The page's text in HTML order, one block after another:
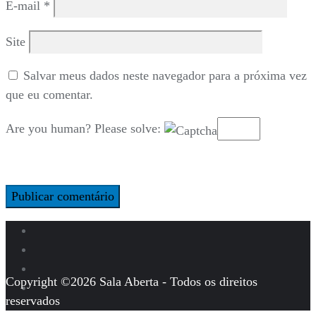
E-mail *
Site
Salvar meus dados neste navegador para a próxima vez
que eu comentar.
Are you human? Please solve:
Copyright ©2026 Sala Aberta - Todos os direitos
reservados